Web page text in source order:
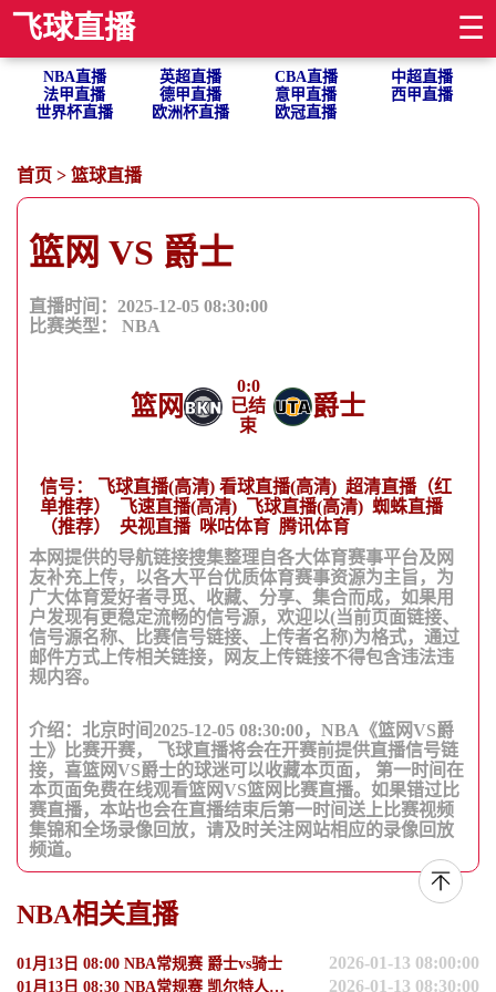
飞球直播 ☰
NBA直播 英超直播 CBA直播
中超直播
法甲直播
德甲直播 意甲直播
西甲直播
世界杯直播
欧洲杯直播 欧冠直播
首页 > 篮球直播
篮网 VS 爵士
直播时间：2025-12-05 08:30:00
比赛类型： NBA
篮网
0:0
已结
束
爵士
信号： 飞球直播(高清) 看球直播(高清) 超清直播（红
单推荐）
飞速直播(高清) 飞球直播(高清) 蜘蛛直播
（推荐）
央视直播 咪咕体育 腾讯体育
本网提供的导航链接搜集整理自各大体育赛事平台及网
友补充上传，以各大平台优质体育赛事资源为主旨，为
广大体育爱好者寻觅、收藏、分享、集合而成，如果用
户发现有更稳定流畅的信号源，欢迎以(当前页面链接、
信号源名称、比赛信号链接、上传者名称)为格式，通过
邮件方式上传相关链接，网友上传链接不得包含违法违
规内容。
介绍：北京时间2025-12-05 08:30:00，NBA《篮网VS爵
士》比赛开赛， 飞球直播将会在开赛前提供直播信号链
接，喜篮网VS爵士的球迷可以收藏本页面， 第一时间在
本页面免费在线观看篮网VS篮网比赛直播。如果错过比
赛直播，本站也会在直播结束后第一时间送上比赛视频
集锦和全场录像回放，请及时关注网站相应的录像回放
频道。
NBA相关直播
01月13日 08:00 NBA常规赛 爵士vs骑士 2026-01-13 08:00:00
01月13日 08:30 NBA常规赛 凯尔特人vs步行者 2026-01-13 08:30:00